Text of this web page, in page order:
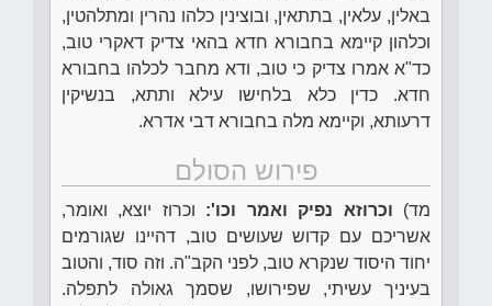
באלין, עלאין, בתתאין, ובוצינין כלהו נהרין ומתלהטין,
וכלהון קיימא בחבורא חדא בהאי צדיק דאקרי טוב,
כד"א אמרו צדיק כי טוב, ודא מחבר לכלהו בחבורא
חדא. כדין כלא בלחישו עילא ותתא, בנשיקין
דרעותא, וקיימא מלה בחבורא דבי אדרא.
פירוש הסולם
מד) וכרוזא נפיק ואמר וכו': וכרוז יוצא, ואומר,
אשריכם עם קדוש שעושים טוב, דהיינו שגורמים
יחוד היסוד שנקרא טוב, לפני הקב"ה. וזה סוד, והטוב
בעיניך עשיתי, שפירושו, שסמך גאולה לתפלה.